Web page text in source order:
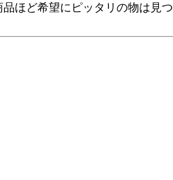
ほど希望にピッタリの物は見つ